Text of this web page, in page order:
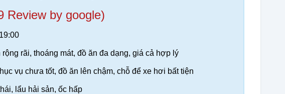
Review by google)
rộng rãi, thoáng mát, đồ ăn đa dạng, giá cả hợp lý
vụ chưa tốt, đồ ăn lên chậm, chỗ để xe hơi bất tiện
lẩu hải sản, ốc hấp